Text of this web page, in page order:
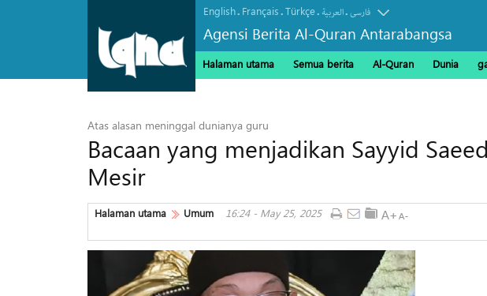
English. Français.Türkçe. العربیة.فارسی
Agensi Berita Al-Quran Antarabangsa
Halaman utama Semua berita Al-Quran Dunia
Atas alasan meninggal dunianya guru
Bacaan yang menjadikan Sayyid
Mesir
Halaman utama Umum 16:24 - May 25, 2025